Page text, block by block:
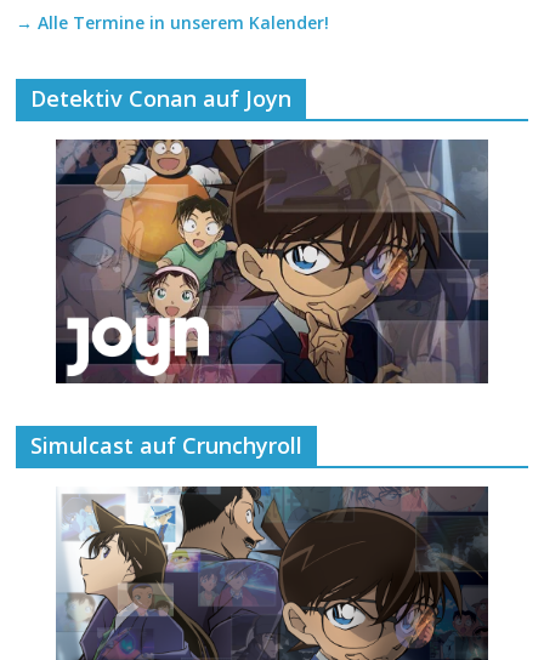
→ Alle Termine in unserem Kalender!
Detektiv Conan auf Joyn
Simulcast auf Crunchyroll